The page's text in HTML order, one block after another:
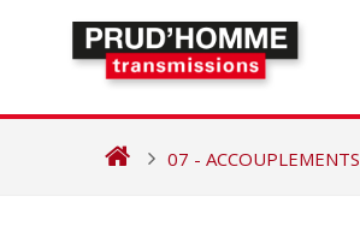
07 - ACCOUPLEMENTS